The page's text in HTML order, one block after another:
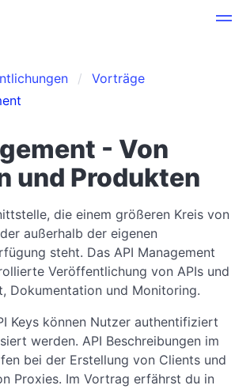
Vorträge
- Von
und Produkten
die einem größeren Kreis von
außerhalb der eigenen
steht. Das API Management
Veröffentlichung von APIs und
Dokumentation und Monitoring.
Keys können Nutzer authentifiziert
werden. API Beschreibungen im
bei der Erstellung von Clients und
Proxies. Im Vortrag erfährst du in